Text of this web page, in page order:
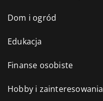
Dom i ogród
Edukacja
Finanse osobiste
Hobby i zainteresowania